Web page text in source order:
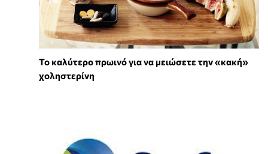
Το καλύτερο πρωινό για να μειώσετε την «κακή»
χοληστερίνη